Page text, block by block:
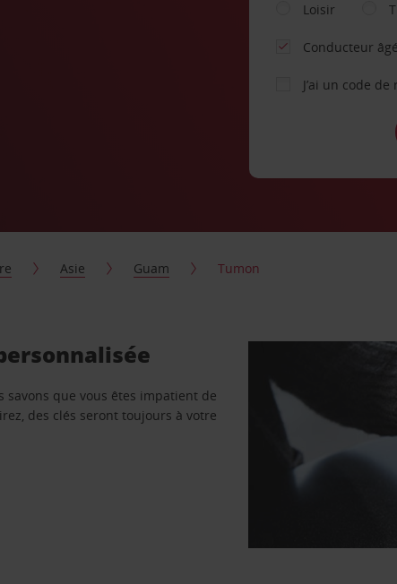
Loisir
Conducteur
J’ai un code
Asie Guam Tumon
que vous êtes impatient de
des clés seront toujours à votre